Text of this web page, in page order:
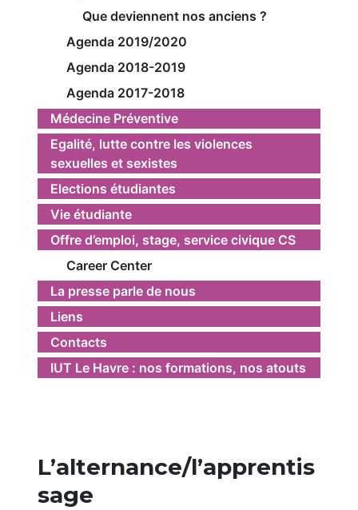
Que deviennent nos anciens ?
Agenda 2019/2020
Agenda 2018-2019
Agenda 2017-2018
Médecine Préventive
Egalité, lutte contre les violences
sexuelles et sexistes
Elections étudiantes
Vie étudiante
Offre d’emploi, stage, service civique CS
Career Center
La presse parle de nous
Liens
Contacts
IUT Le Havre : nos formations, nos atouts
L’alternance/l’apprentis
sage